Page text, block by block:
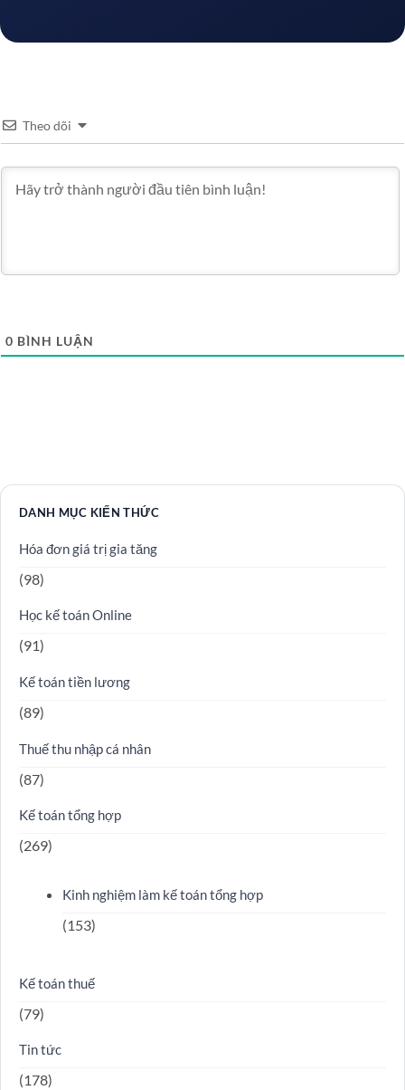
Theo dõi
0 BÌNH LUẬN
DANH MỤC KIẾN THỨC
Hóa đơn giá trị gia tăng
(98)
Học kế toán Online
(91)
Kế toán tiền lương
(89)
Thuế thu nhập cá nhân
(87)
Kế toán tổng hợp
(269)
Kinh nghiệm làm kế toán tổng hợp
(153)
Kế toán thuế
(79)
Tin tức
(178)